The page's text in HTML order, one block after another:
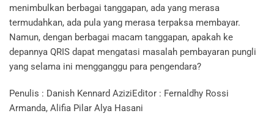
menimbulkan berbagai tanggapan, ada yang merasa
termudahkan, ada pula yang merasa terpaksa membayar.
Namun, dengan berbagai macam tanggapan, apakah ke
depannya QRIS dapat mengatasi masalah pembayaran pungli
yang selama ini mengganggu para pengendara?
Penulis : Danish Kennard AziziEditor : Fernaldhy Rossi
Armanda, Alifia Pilar Alya Hasani